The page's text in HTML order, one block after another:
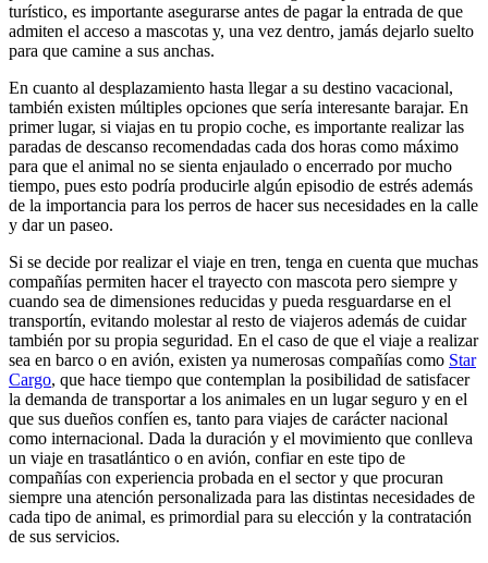
turístico, es importante asegurarse antes de pagar la entrada de que
admiten el acceso a mascotas y, una vez dentro, jamás dejarlo suelto
para que camine a sus anchas.
En cuanto al desplazamiento hasta llegar a su destino vacacional,
también existen múltiples opciones que sería interesante barajar. En
primer lugar, si viajas en tu propio coche, es importante realizar las
paradas de descanso recomendadas cada dos horas como máximo
para que el animal no se sienta enjaulado o encerrado por mucho
tiempo, pues esto podría producirle algún episodio de estrés además
de la importancia para los perros de hacer sus necesidades en la calle
y dar un paseo.
Si se decide por realizar el viaje en tren, tenga en cuenta que muchas
compañías permiten hacer el trayecto con mascota pero siempre y
cuando sea de dimensiones reducidas y pueda resguardarse en el
transportín, evitando molestar al resto de viajeros además de cuidar
también por su propia seguridad. En el caso de que el viaje a realizar
sea en barco o en avión, existen ya numerosas compañías como Star
Cargo, que hace tiempo que contemplan la posibilidad de satisfacer
la demanda de transportar a los animales en un lugar seguro y en el
que sus dueños confíen es, tanto para viajes de carácter nacional
como internacional. Dada la duración y el movimiento que conlleva
un viaje en trasatlántico o en avión, confiar en este tipo de
compañías con experiencia probada en el sector y que procuran
siempre una atención personalizada para las distintas necesidades de
cada tipo de animal, es primordial para su elección y la contratación
de sus servicios.